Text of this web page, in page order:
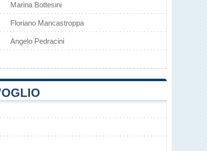
Marina Bottesini
Floriano Mancastroppa
Angelo Pedracini